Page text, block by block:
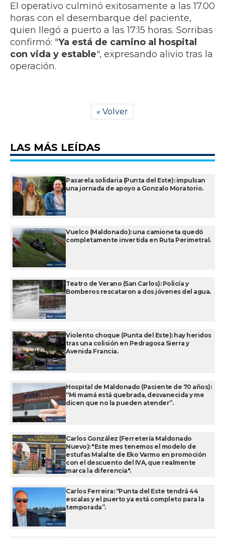
El operativo culminó exitosamente a las 17.00
horas con el desembarque del paciente,
quien llegó a puerto a las 17:15 horas. Sorribas
confirmó: "Ya está de camino al hospital
con vida y estable", expresando alivio tras la
operación.
« Volver
LAS MÁS LEÍDAS
Pasarela solidaria (Punta del Este): impulsan
una jornada de apoyo a Gonzalo Moratorio.
Vuelco (Maldonado): una camioneta quedó
completamente invertida en Ruta Perimetral.
Teatro de Verano (San Carlos): Policía y
Bomberos rescataron a dos jóvenes del agua.
Violento choque (Punta del Este): hay heridos
tras una colisión en Pedragosa Sierra y
Avenida Francia.
Hospital de Maldonado (Paciente de 70 años):
“Mi mamá está quebrada, desvanecida y me
dicen que no la pueden atender”.
Carlos González (Ferretería Maldonado
Nuevo): "Este mes tenemos el modelo de
estufas Malalte de Eko Varmo en promoción
con el descuento del IVA, que realmente
marca la diferencia".
Carlos Ferreira: “Punta del Este tendrá 44
escalas y el puerto ya está completo para la
temporada”.